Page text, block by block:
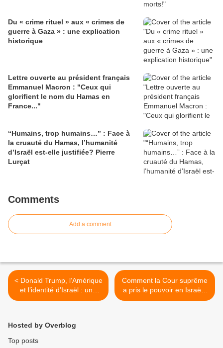
Du « crime rituel » aux « crimes de
guerre à Gaza » : une explication
historique
Lettre ouverte au président français
Emmanuel Macron : "Ceux qui
glorifient le nom du Hamas en
France..."
“Humains, trop humains…” : Face à
la cruauté du Hamas, l’humanité
d’Israël est-elle justifiée? Pierre
Lurçat
Comments
Add a comment
< Donald Trump, l’Amérique
et l’identité d’Israël : une
explication, Pierre Lurçat
Comment la Cour suprême
a pris le pouvoir en Israël :
intervention au colloque
Hosted by Overblog
Top posts